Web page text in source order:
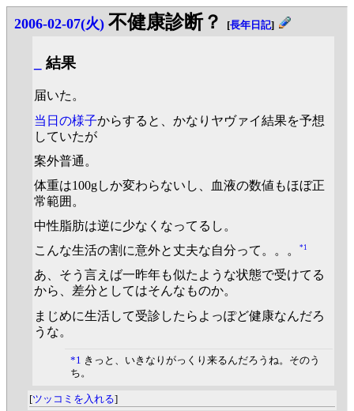
2006-02-07(火) 不健康診断？ [長年日記]
結果
届いた。
当日の様子からすると、かなりヤヴァイ結果を予想
していたが
案外普通。
体重は100gしか変わらないし、血液の数値もほぼ正
常範囲。
中性脂肪は逆に少なくなってるし。
こんな生活の割に意外と丈夫な自分って。。。
*1
あ、そう言えば一昨年も似たような状態で受けてる
から、差分としてはそんなものか。
まじめに生活して受診したらよっぽど健康なんだろ
うな。
*1 きっと、いきなりがっくり来るんだろうね。そのう
ち。
[ツッコミを入れる]